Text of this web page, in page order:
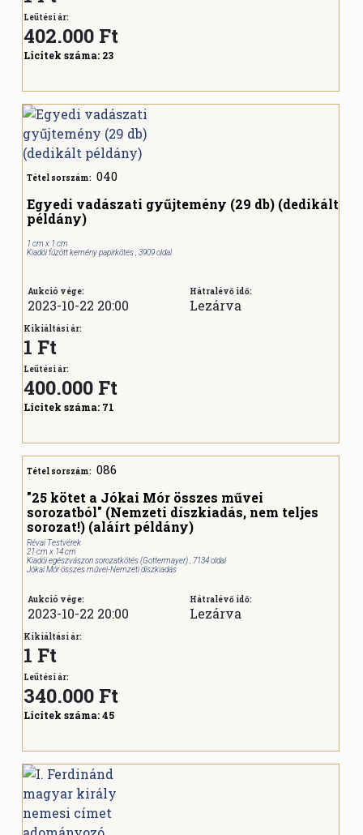
Leütési ár:
402.000 Ft
Licitek száma: 23
Tétel sorszám: 040
Egyedi vadászati gyűjtemény (29 db) (dedikált
példány)
1 cm x 1 cm
Kiadói fűzött kemény papírkötés , 3909 oldal
Aukció vége:
2023-10-22 20:00
Hátralévő idő:
Lezárva
Kikiáltási ár:
1 Ft
Leütési ár:
400.000 Ft
Licitek száma: 71
Tétel sorszám: 086
"25 kötet a Jókai Mór összes művei
sorozatból" (Nemzeti díszkiadás, nem teljes
sorozat!) (aláírt példány)
Révai Testvérek
21 cm x 14 cm
Kiadói egészvászon sorozatkötés (Gottermayer) , 7134 oldal
Jókai Mór összes művei-Nemzeti díszkiadás
Aukció vége:
2023-10-22 20:00
Hátralévő idő:
Lezárva
Kikiáltási ár:
1 Ft
Leütési ár:
340.000 Ft
Licitek száma:45